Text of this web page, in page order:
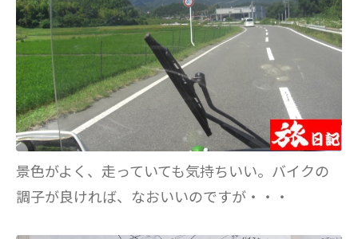
景色がよく、走っていても気持ちいい。バイクの
調子が良ければ、なおいいのですが・・・